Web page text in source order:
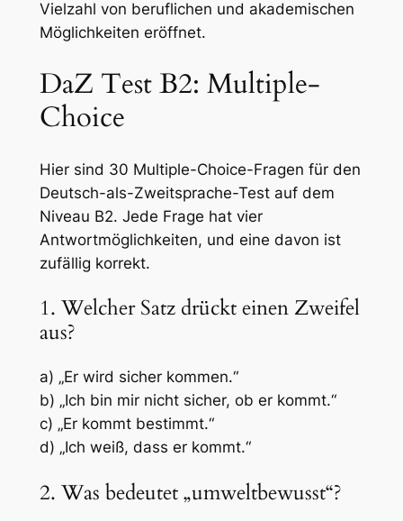
Vielzahl von beruflichen und akademischen
Möglichkeiten eröffnet.
DaZ Test B2: Multiple-
Choice
Hier sind 30 Multiple-Choice-Fragen für den
Deutsch-als-Zweitsprache-Test auf dem
Niveau B2. Jede Frage hat vier
Antwortmöglichkeiten, und eine davon ist
zufällig korrekt.
1. Welcher Satz drückt einen Zweifel
aus?
a) „Er wird sicher kommen.“
b) „Ich bin mir nicht sicher, ob er kommt.“
c) „Er kommt bestimmt.“
d) „Ich weiß, dass er kommt.“
2. Was bedeutet „umweltbewusst“?